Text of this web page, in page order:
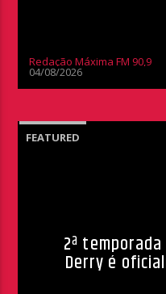
Redação Máxima FM 90,9
04/08/2026
FEATURED
2ª
Derry é